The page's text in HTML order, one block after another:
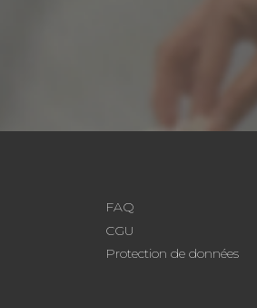
FAQ
CGU
Protection de données